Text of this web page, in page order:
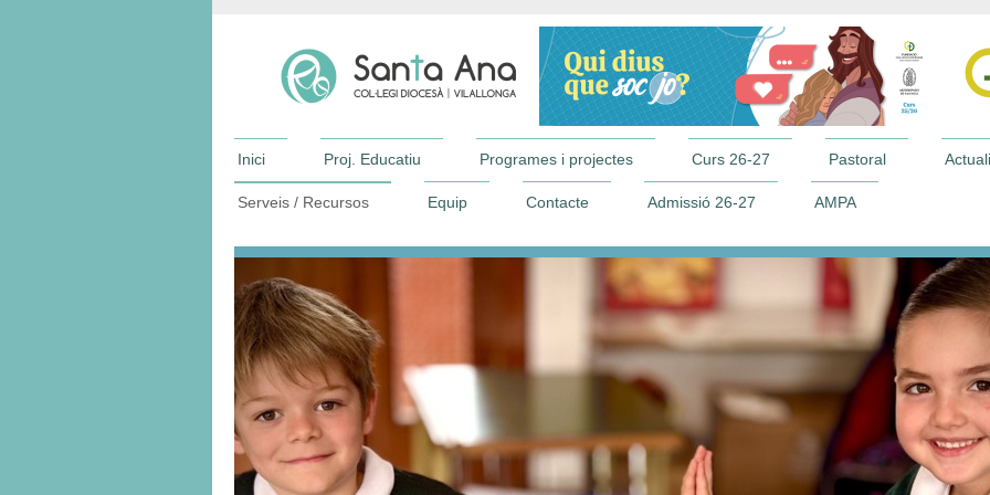
Inici Proj. Educatiu Programes i projectes Curs 26-27 Pastoral
Serveis / Recursos Equip Contacte Admissió 26-27 AMPA